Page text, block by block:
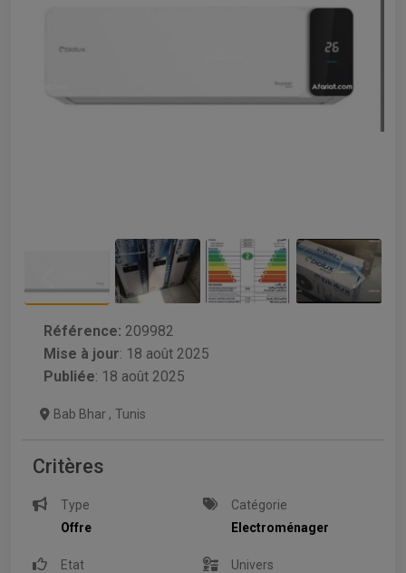
Référence: 209982
Mise à jour: 18 août 2025
Publiée: 18 août 2025
Bab Bhar , Tunis
Critères
Type
Offre
Catégorie
Electroménager
Etat
Univers